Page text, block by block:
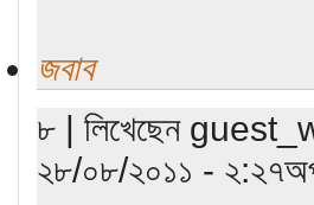
জবাব
৮ | লিখেছেন
২৮/০৮/২০১১ -